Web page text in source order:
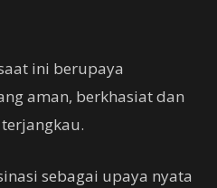
ini berupaya
aman, berkhasiat dan
sebagai upaya nyata